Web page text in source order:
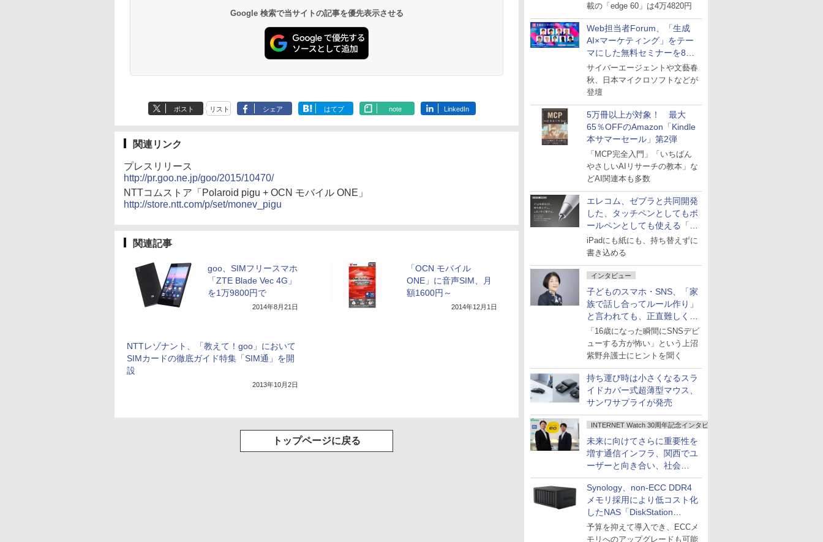
載の「edge 60」は4万4820円
Web担当者Forum、「生成
AI×マーケティング」をテー
マにした無料セミナーを8月
27日にオンライン開催
サイバーエージェントや文藝春
秋、日本マイクロソフトなどが
登壇
5万冊以上が対象！ 最大
65％OFFのAmazon「Kindle
本サマーセール」第2弾
「MCP完全入門」「いちばん
やさしいAIリサーチの教本」な
どAI関連本も多数
エレコム、ゼブラと共同開発
した、タッチペンとしてもボ
ールペンとしても使える「ス
タイラスツーウェイ」発売
iPadにも紙にも、持ち替えずに
書き込める
インタビュー
子どものスマホ・SNS、「家
族で話し合ってルール作り」
と言われても、正直難しくな
いですか？
「16歳になった瞬間にSNSデビ
ューする方が怖い」という上沼
紫野弁護士にヒントを聞く
持ち運び時は小さくなるスラ
イドカバー式超薄型マウス、
サンワサプライが発売
INTERNET Watch 30周年記念インタビュー
未来に向けてさらに重要性を
増す通信インフラ、関西でユ
ーザーと向き合い、社会
の“あたらしい”を起動し続け
る～オプテージ
Synology、non-ECC DDR4
メモリ採用により低コスト化
したNAS「DiskStation
neo+」シリーズ
予算を抑えて導入でき、ECCメ
モリへのアップグレードも可能
Google 検索で当サイトの記事を優先表示させる
ポスト リスト シェア はてブ note LinkedIn
関連リンク
プレスリリース
http://pr.goo.ne.jp/goo/2015/10470/
NTTコムストア「Polaroid pigu + OCN モバイル ONE」
http://store.ntt.com/p/set/monev_pigu
関連記事
goo、SIMフリースマホ
「ZTE Blade Vec 4G」
を1万9800円で
2014年8月21日
「OCN モバイル
ONE」に音声SIM、月
額1600円～
2014年12月1日
NTTレゾナント、「教えて！goo」において
SIMカードの徹底ガイド特集「SIM通」を開
設
2013年10月2日
トップページに戻る